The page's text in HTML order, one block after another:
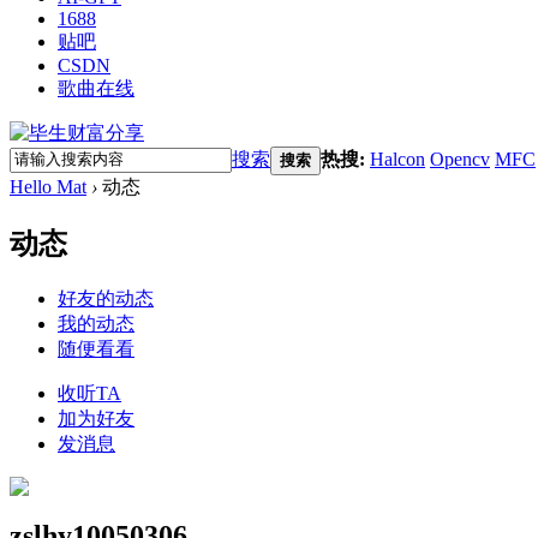
1688
贴吧
CSDN
歌曲在线
搜索 搜索 热搜: Halcon Opencv MFC
Hello Mat › 动态
动态
好友的动态
我的动态
随便看看
收听TA
加为好友
发消息